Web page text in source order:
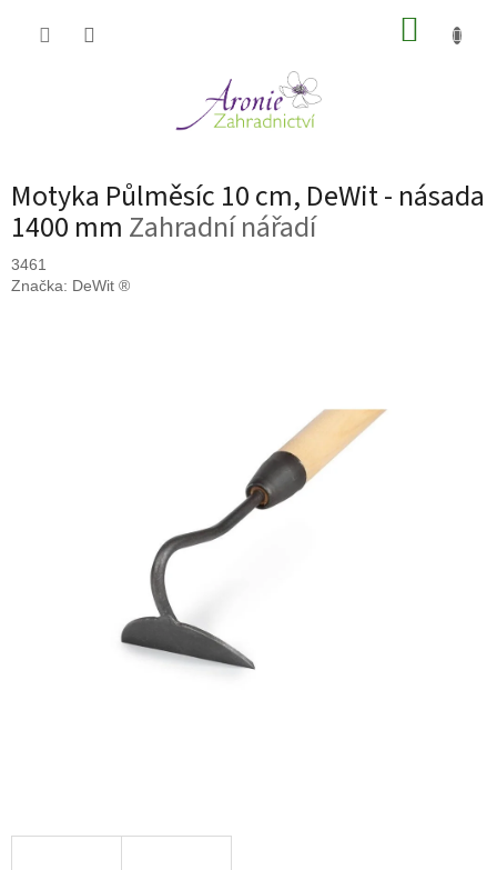
Motyka Půlměsíc 10 cm, DeWit - násada
1400 mm Zahradní nářadí
3461
Značka: DeWit ®